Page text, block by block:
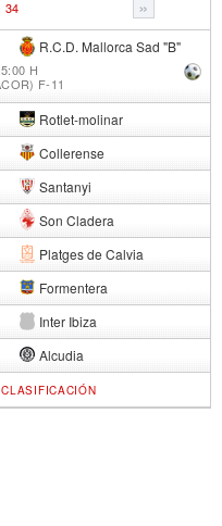
»
34
R.C.D. Mallorca Sad "B"
H
F-11
Rotlet-molinar
Collerense
Santanyi
Son Cladera
Platges de Calvia
Formentera
Inter Ibiza
Alcudia
CLASIFICACIÓN